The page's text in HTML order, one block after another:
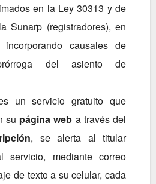
en la Ley 30313 y de
Sunarp (registradores), en
causales de
del asiento de
un servicio gratuito que
su página web a través del
, se alerta al titular
servicio, mediante correo
de texto a su celular, cada